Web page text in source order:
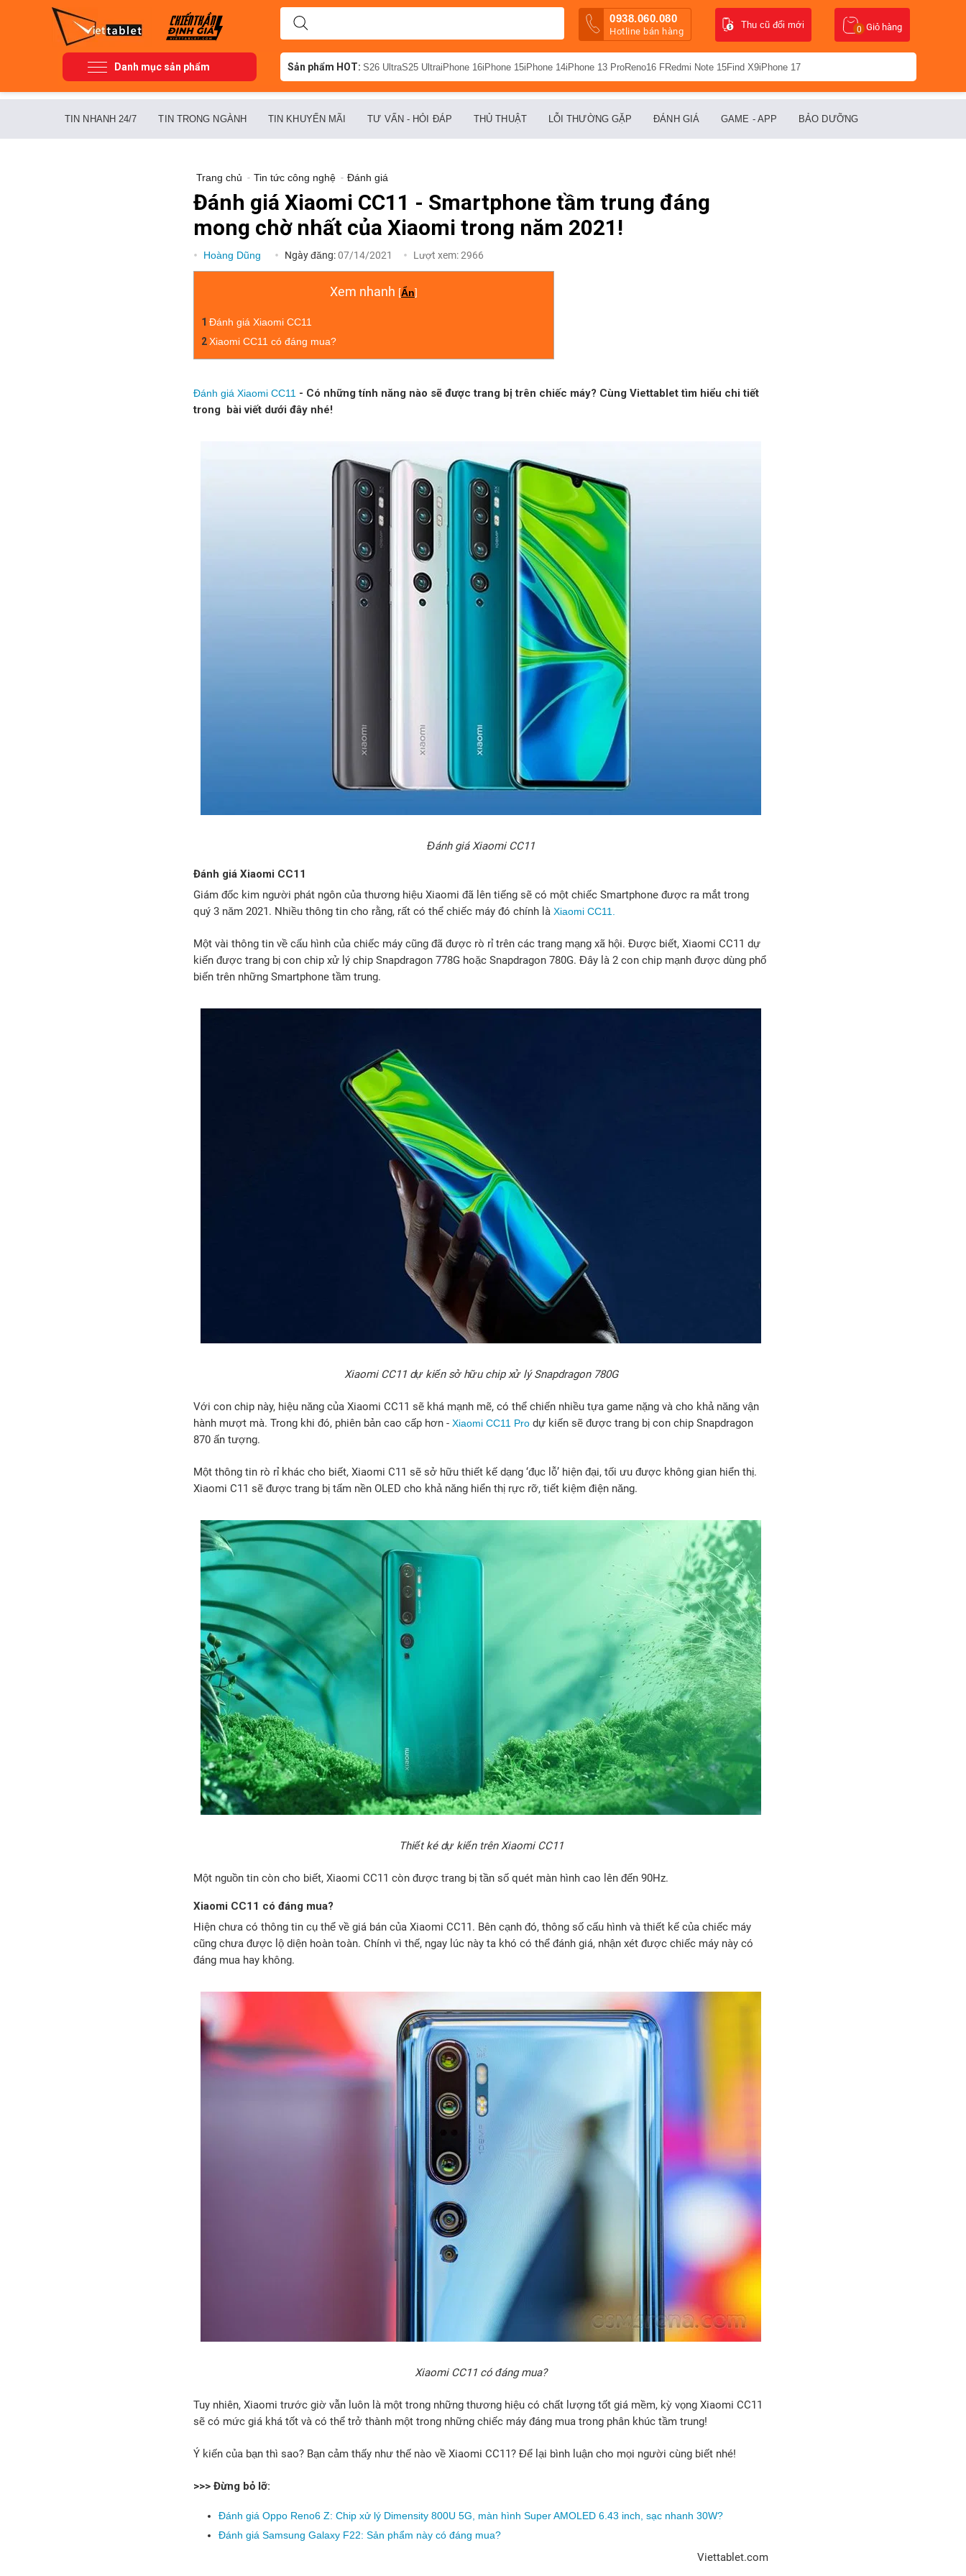
0938.060.080
Hotline bán hàng Giỏ hàng
0
Thu cũ đổi mới
Danh mục sản phẩm Sản phẩm HOT: S26 UltraS25 UltraiPhone 16iPhone 15iPhone 14iPhone 13 ProReno16 FRedmi Note 15Find X9iPhone 17
TIN NHANH 24/7 TIN TRONG NGÀNH TIN KHUYẾN MÃI TƯ VẤN - HỎI ĐÁP THỦ THUẬT LỖI THƯỜNG GẶP ĐÁNH GIÁ GAME - APP BẢO DƯỠNG
Trang chủ - Tin tức công nghệ - Đánh giá
Đánh giá Xiaomi CC11 - Smartphone tầm trung đáng
mong chờ nhất của Xiaomi trong năm 2021!
Hoàng Dũng Ngày đăng:07/14/2021 Lượt xem:2966
Xem nhanh [Ẩn]
1 Đánh giá Xiaomi CC11
2Xiaomi CC11 có đáng mua?
Đánh giá Xiaomi CC11 - Có những tính năng nào sẽ được trang bị trên chiếc máy? Cùng Viettablet tìm hiểu chi tiết
trong bài viết dưới đây nhé!
Đánh giá Xiaomi CC11
Đánh giá Xiaomi CC11
Giám đốc kim người phát ngôn của thương hiệu Xiaomi đã lên tiếng sẽ có một chiếc Smartphone được ra mắt trong
quý 3 năm 2021. Nhiều thông tin cho rằng, rất có thể chiếc máy đó chính là Xiaomi CC11.
Một vài thông tin về cấu hình của chiếc máy cũng đã được rò rỉ trên các trang mạng xã hội. Được biết, Xiaomi CC11 dự
kiến được trang bị con chip xử lý chip Snapdragon 778G hoặc Snapdragon 780G. Đây là 2 con chip mạnh được dùng phổ
biến trên những Smartphone tầm trung.
Xiaomi CC11 dự kiến sở hữu chip xử lý Snapdragon 780G
Với con chip này, hiệu năng của Xiaomi CC11 sẽ khá mạnh mẽ, có thể chiến nhiều tựa game nặng và cho khả năng vận
hành mượt mà. Trong khi đó, phiên bản cao cấp hơn - Xiaomi CC11 Pro dự kiến sẽ được trang bị con chip Snapdragon
870 ấn tượng.
Một thông tin rò rỉ khác cho biết, Xiaomi C11 sẽ sở hữu thiết kế dạng ‘đục lỗ’ hiện đại, tối ưu được không gian hiển thị.
Xiaomi C11 sẽ được trang bị tấm nền OLED cho khả năng hiển thị rực rỡ, tiết kiệm điện năng.
Thiết ké dự kiến trên Xiaomi CC11
Một nguồn tin còn cho biết, Xiaomi CC11 còn được trang bị tần số quét màn hình cao lên đến 90Hz.
Xiaomi CC11 có đáng mua?
Hiện chưa có thông tin cụ thể về giá bán của Xiaomi CC11. Bên cạnh đó, thông số cấu hình và thiết kế của chiếc máy
cũng chưa được lộ diện hoàn toàn. Chính vì thế, ngay lúc này ta khó có thể đánh giá, nhận xét được chiếc máy này có
đáng mua hay không.
Xiaomi CC11 có đáng mua?
Tuy nhiên, Xiaomi trước giờ vẫn luôn là một trong những thương hiệu có chất lượng tốt giá mềm, kỳ vọng Xiaomi CC11
sẽ có mức giá khá tốt và có thể trở thành một trong những chiếc máy đáng mua trong phân khúc tầm trung!
Ý kiến của bạn thì sao? Bạn cảm thấy như thế nào về Xiaomi CC11? Để lại bình luận cho mọi người cùng biết nhé!
>>> Đừng bỏ lỡ:
Đánh giá Oppo Reno6 Z: Chip xử lý Dimensity 800U 5G, màn hình Super AMOLED 6.43 inch, sạc nhanh 30W?
Đánh giá Samsung Galaxy F22: Sản phẩm này có đáng mua?
Viettablet.com